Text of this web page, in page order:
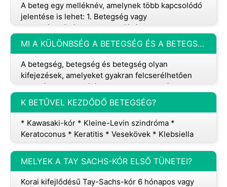
A beteg egy melléknév, amelynek több kapcsolódó
jelentése is lehet: 1. Betegség vagy
betegség:Néhány napja megfázásban szenved. Ez a
beteg szó leggyakoribb jelentése. Ro
MI A KÜLÖNBSÉG A BETEGSÉG ÉS A BETEGSÉG KÖZÖTT?
A betegség, betegség és betegség olyan
kifejezések, amelyeket gyakran felcserélhetően
használnak, de valójában az orvostudományban
eltérő jelentéssel bírnak. Íme a legfon
K BETŰVEL KEZDŐDŐ BETEGSÉG?
* Kawasaki-kór * Kleine-Levin szindróma *
Keratoconus * Keratitis * Vesekövek * Klebsiella
MELYEK A TAY SACHS-KÓR ELSŐ TÜNETEI?
Korai kifejlődésű Tay-Sachs-kór 6 hónapos vagy